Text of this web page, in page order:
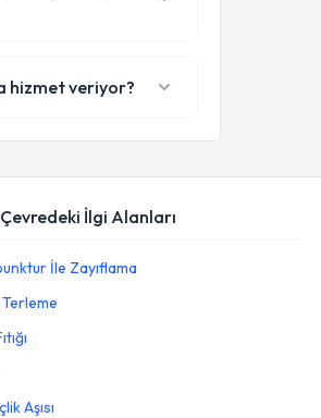
hizmet veriyor?
Çevredeki İlgi Alanları
İle Zayıflama
Terleme
Aşısı